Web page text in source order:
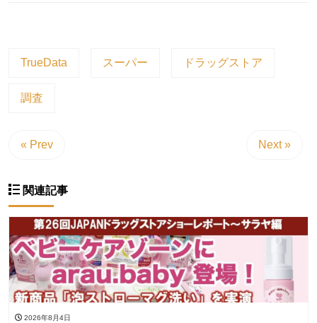
TrueData スーパー ドラッグストア
調査
« Prev Next »
関連記事
2026年8月4日